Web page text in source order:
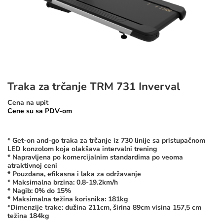
Traka za trčanje TRM 731 Inverval
Cena na upit
Cene su sa PDV-om
* Get-on and-go traka za trčanje iz 730 linije sa pristupačnom
LED konzolom koja olakšava intervalni trening
* Napravljena po komercijalnim standardima po veoma
atraktivnoj ceni
* Pouzdana, efikasna i laka za održavanje
* Maksimalna brzina: 0.8-19.2km/h
* Nagib: 0% do 15%
* Maksimalna težina korisnika: 181kg
*Dimenzije trake: dužina 211cm, širina 89cm visina 157,5 cm
težina 184kg